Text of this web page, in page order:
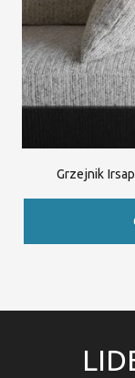
Grzejnik